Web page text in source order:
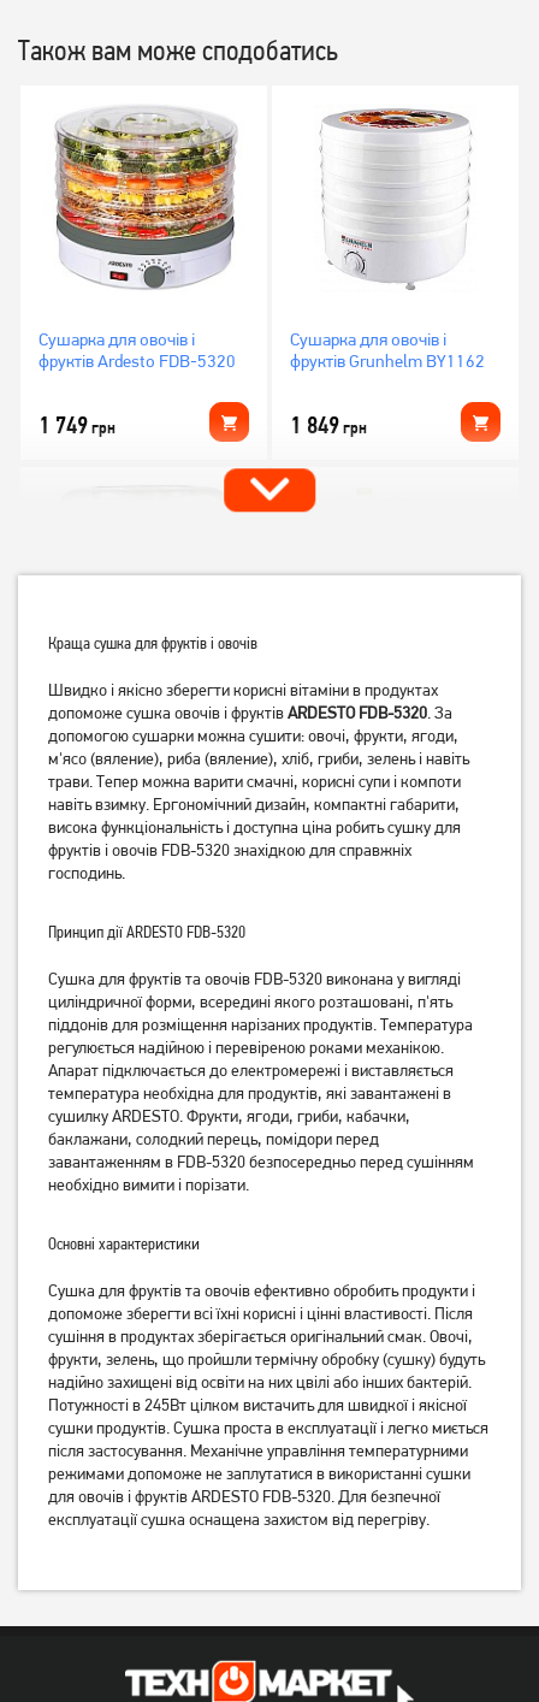
Також вам може сподобатись
Сушарка для овочів і
фруктів Ardesto FDB-5320
1 749грн
Сушарка для овочів і
фруктів Grunhelm BY1162
1 849грн
Сушарка для овочів і
фруктів Gorenje
FDK500GCW
2 299грн
Сушарка для фруктів MPM
MSG-06
Немає в наявності
Сушарка для фруктів MPM
MSG-02
2 369грн
2 179грн
Сушарка для фруктів і
овочів Ardesto FDB-5321T
2 349грн
Сушарка для фруктів і
овочів Ardesto FDB-5385
Сушарка для овочів і
фруктів Rotex RD310W
Краща сушка для фруктів і овочів
Швидко і якісно зберегти корисні вітаміни в продуктах
допоможе сушка овочів і фруктівARDESTO FDB-5320 . За
допомогою сушарки можна сушити: овочі, фрукти, ягоди,
м'ясо (вяление), риба (вяление), хліб, гриби, зелень і навіть
трави. Тепер можна варити смачні, корисні супи і компоти
навіть взимку. Ергономічний дизайн, компактні габарити,
висока функціональність і доступна ціна робить сушку для
фруктів і овочів FDB-5320 знахідкою для справжніх
господинь.
Принцип дії ARDESTO FDB-5320
Сушка для фруктів та овочів FDB-5320 виконана у вигляді
циліндричної форми, всередині якого розташовані, п'ять
піддонів для розміщення нарізаних продуктів. Температура
регулюється надійною і перевіреною роками механікою.
Апарат підключається до електромережі і виставляється
температура необхідна для продуктів, які завантажені в
сушилку ARDESTO. Фрукти, ягоди, гриби, кабачки,
баклажани, солодкий перець, помідори перед
завантаженням в FDB-5320 безпосередньо перед сушінням
необхідно вимити і порізати.
Основні характеристики
Сушка для фруктів та овочів ефективно обробить продукти і
допоможе зберегти всі їхні корисні і цінні властивості. Після
сушіння в продуктах зберігається оригінальний смак. Овочі,
фрукти, зелень, що пройшли термічну обробку (сушку) будуть
надійно захищені від освіти на них цвілі або інших бактерій.
Потужності в 245Вт цілком вистачить для швидкої і якісної
сушки продуктів. Сушка проста в експлуатації і легко миється
після застосування. Механічне управління температурними
режимами допоможе не заплутатися в використанні сушки
для овочів і фруктів ARDESTO FDB-5320. Для безпечної
експлуатації сушка оснащена захистом від перегріву.